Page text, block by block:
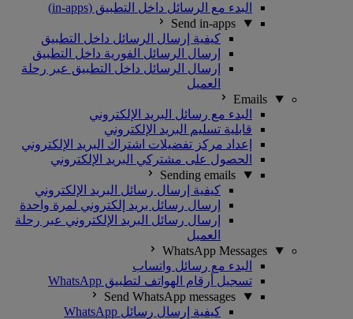
البدء مع الرسائل داخل التطبيق (in-apps)
Send in-apps
كيفية إرسال الرسائل داخل التطبيق
إرسال الرسائل الفورية داخل التطبيق
إرسال الرسائل داخل التطبيق عبر رحلة
العميل
Emails
البدء مع رسائل البريد الإلكتروني
قابلية تسليم البريد الإلكتروني
إعداد مركز تفضيلات اشتراك البريد الإلكتروني
الحصول على مشتركي البريد الإلكتروني
Sending emails
كيفية إرسال رسائل البريد الإلكتروني
إرسال رسائل بريد إلكتروني لمرة واحدة
إرسال رسائل البريد الإلكتروني عبر رحلة
العميل
WhatsApp Messages
البدء مع رسائل واتساب
تسجيل أرقام الهواتف لتطبيق WhatsApp
Send WhatsApp messages
كيفية إرسال رسائل WhatsApp